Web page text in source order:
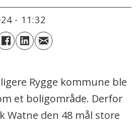
- 11:32
Rygge kommune ble
et boligområde. Derfor
Watne den 48 mål store